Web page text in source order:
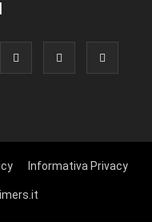
Informativa Privacy